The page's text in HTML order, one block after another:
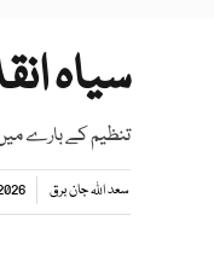
سیاہ
تنظیم کے بارے
سعد اللہ جان برق